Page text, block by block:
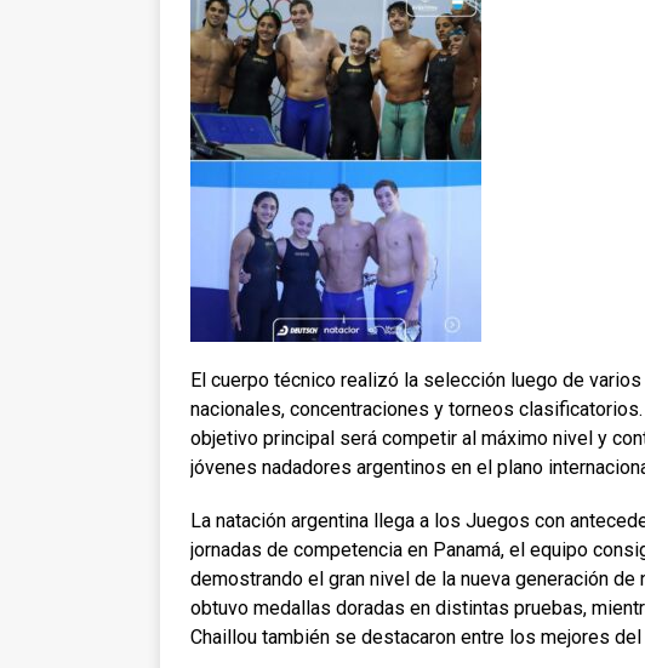
El cuerpo técnico realizó la selección luego de
nacionales, concentraciones y torneos
objetivo principal será competir al máximo nivel y
jóvenes nadadores argentinos en el plano
La natación argentina llega a los Juegos con
jornadas de competencia en Panamá, el equipo
demostrando el gran nivel de la nueva generación
obtuvo medallas doradas en distintas pruebas,
Chaillou también se destacaron entre los mejores del